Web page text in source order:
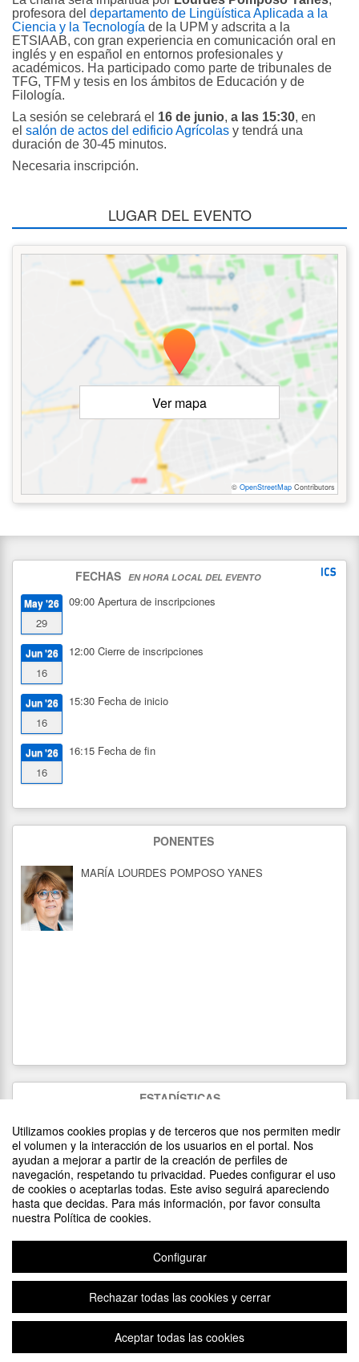
Utilizamos cookies propias y de terceros que nos permiten medir
el volumen y la interacción de los usuarios en el portal. Nos
ayudan a mejorar a partir de la creación de perfiles de
navegación, respetando tu privacidad. Puedes configurar el uso
de cookies o aceptarlas todas. Este aviso seguirá apareciendo
hasta que decidas. Para más información, por favor consulta
nuestra Política de cookies.
Configurar
Rechazar todas las cookies y cerrar
Aceptar todas las cookies
profesora del departamento de Lingüística Aplicada a la
Ciencia y la Tecnología de la UPM y adscrita a la
ETSIAAB, con gran experiencia en comunicación oral en
inglés y en español en entornos profesionales y
académicos. Ha participado como parte de tribunales de
TFG, TFM y tesis en los ámbitos de Educación y de
Filología.
La sesión se celebrará el 16 de junio, a las 15:30, en
el salón de actos del edificio Agrícolas y tendrá una
duración de 30-45 minutos.
Necesaria inscripción.
LUGAR DEL EVENTO
Ver mapa
© OpenStreetMap Contributors
FECHAS EN HORA LOCAL DEL EVENTO
May '26
29
09:00 Apertura de inscripciones
Jun '26
16
12:00 Cierre de inscripciones
Jun '26
16
15:30 Fecha de inicio
Jun '26
16
16:15 Fecha de fin
PONENTES
MARÍA LOURDES POMPOSO YANES
ESTADÍSTICAS
982visitas
52asistentes( 52confirmados)
DIFUNDE TU EVENTO PONIENDO EL SIGUIENTE CÓDIGO
EN TU SITIO
Copyright © 2026